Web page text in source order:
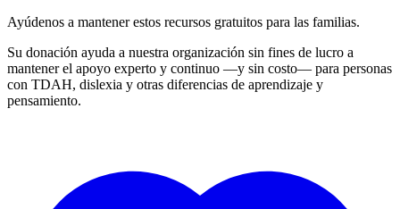
Ayúdenos a mantener estos recursos gratuitos para las familias.
Su donación ayuda a nuestra organización sin fines de lucro a
mantener el apoyo experto y continuo —y sin costo— para personas
con TDAH, dislexia y otras diferencias de aprendizaje y
pensamiento.